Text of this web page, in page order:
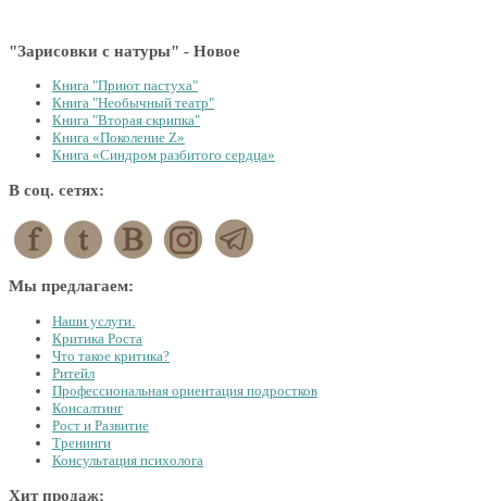
"Зарисовки с натуры" - Новое
Книга "Приют пастуха"
Книга "Необычный театр"
Книга "Вторая скрипка"
Книга «Поколение Z»
Книга «Синдром разбитого сердца»
В соц. сетях:
Мы предлагаем:
Наши услуги.
Критика Роста
Что такое критика?
Ритейл
Профессиональная ориентация подростков
Консалтинг
Рост и Развитие
Тренинги
Консультация психолога
Хит продаж: